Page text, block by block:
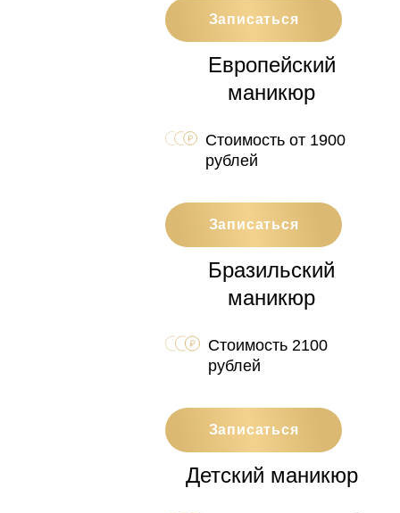
Записаться
Европейский
маникюр
Стоимость от 1900
рублей
Записаться
Бразильский
маникюр
Стоимость 2100
рублей
Записаться
Детский маникюр